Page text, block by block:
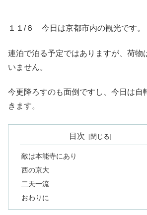
１１/６ 今日は京都市内の観光です。
連泊で泊る予定ではありますが、荷物
いません。
今更降ろすのも面倒ですし、今日は自
きます。
目次
敵は本能寺にあり
西の京大
二天一流
おわりに